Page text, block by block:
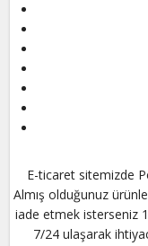
E-ticaret sitemizde
Almış olduğunuz
iade etmek isterseniz
7/24 ulaşarak